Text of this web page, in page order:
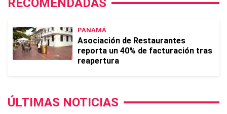
RECOMENDADAS
PANAMÁ
Asociación de Restaurantes
reporta un 40% de facturación tras
reapertura
ÚLTIMAS NOTICIAS